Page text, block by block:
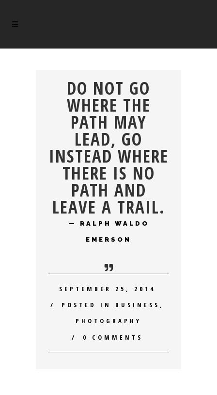
DO NOT GO
WHERE THE
PATH MAY
LEAD, GO
INSTEAD WHERE
THERE IS NO
PATH AND
LEAVE A TRAIL.
— RALPH WALDO
EMERSON
SEPTEMBER 25, 2014
POSTED IN
BUSINESS ,
PHOTOGRAPHY
0 COMMENTS